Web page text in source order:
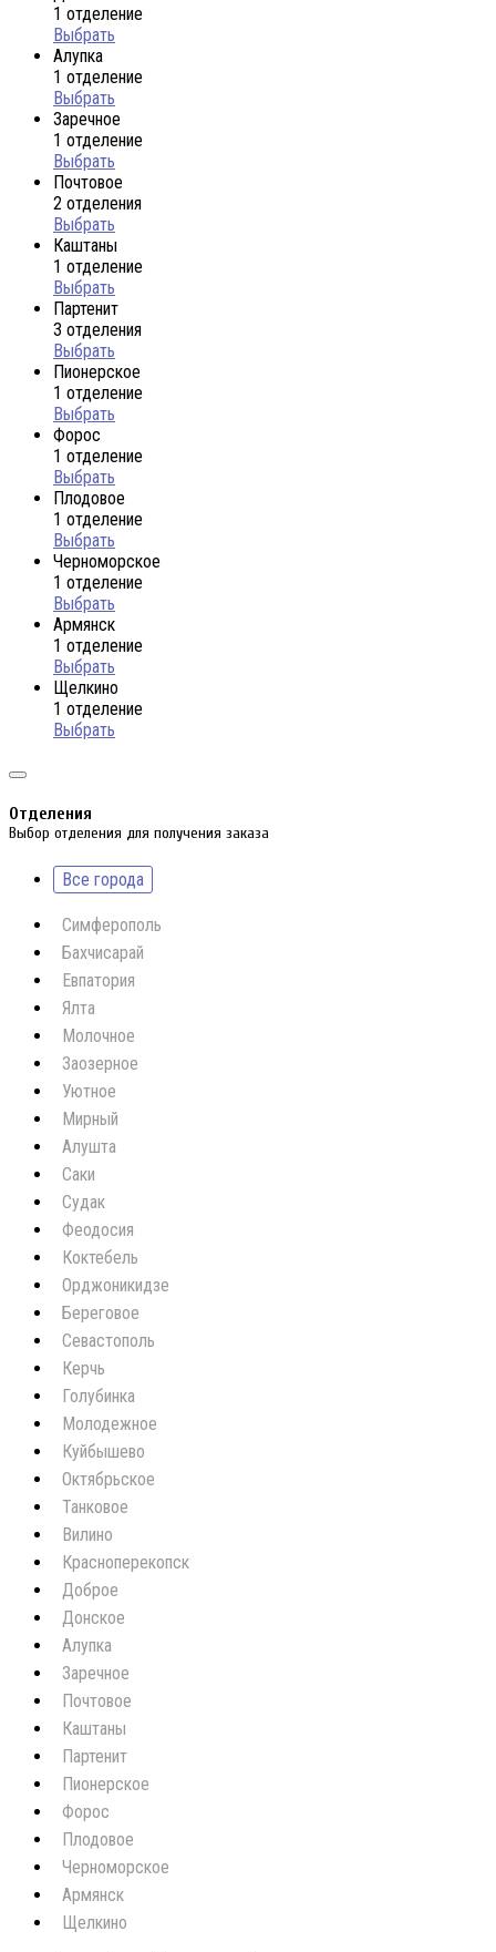
1 отделение
Выбрать
Алупка
1 отделение
Выбрать
Заречное
1 отделение
Выбрать
Почтовое
2 отделения
Выбрать
Каштаны
1 отделение
Выбрать
Партенит
3 отделения
Выбрать
Пионерское
1 отделение
Выбрать
Форос
1 отделение
Выбрать
Плодовое
1 отделение
Выбрать
Черноморское
1 отделение
Выбрать
Армянск
1 отделение
Выбрать
Щелкино
1 отделение
Выбрать
Отделения
Выбор отделения для получения заказа
Все города
Симферополь
Бахчисарай
Евпатория
Ялта
Молочное
Заозерное
Уютное
Мирный
Алушта
Саки
Судак
Феодосия
Коктебель
Орджоникидзе
Береговое
Севастополь
Керчь
Голубинка
Молодежное
Куйбышево
Октябрьское
Танковое
Вилино
Красноперекопск
Доброе
Донское
Алупка
Заречное
Почтовое
Каштаны
Партенит
Пионерское
Форос
Плодовое
Черноморское
Армянск
Щелкино